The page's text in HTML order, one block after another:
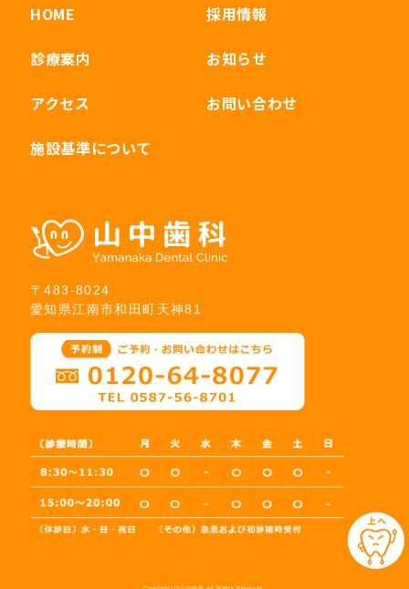
HOME
診療案内
アクセス
施設基準について
採用情報
お知らせ
お問い合わせ
〒483-8024
愛知県江南市和田町天神81
Copyright(C)山中歯科.All Rights Reserved.